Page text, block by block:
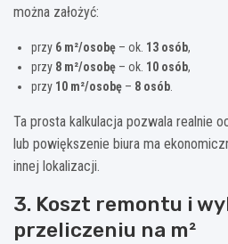
można założyć:
przy 6 m²/osobę – ok. 13 osób,
przy 8 m²/osobę – ok. 10 osób,
przy 10 m²/osobę – 8 osób.
Ta prosta kalkulacja pozwala realnie
lub powiększenie biura ma
innej lokalizacji.
3. Koszt remontu i
przeliczeniu na m²